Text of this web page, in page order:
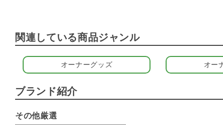
関連している商品ジャンル
オーナーグッズ オー
ブランド紹介
その他厳選